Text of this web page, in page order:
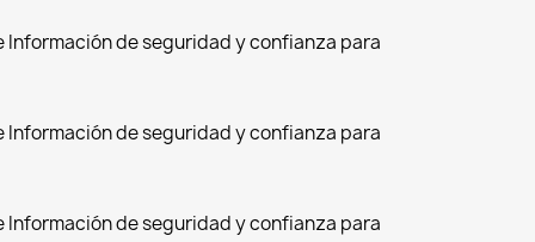
Información de seguridad y confianza para
Información de seguridad y confianza para
Información de seguridad y confianza para